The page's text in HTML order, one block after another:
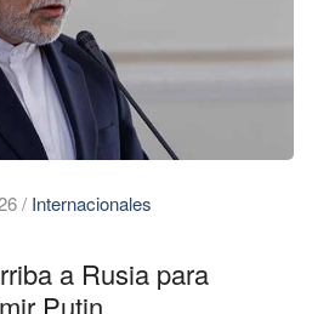
/ Internacionales
a Rusia para